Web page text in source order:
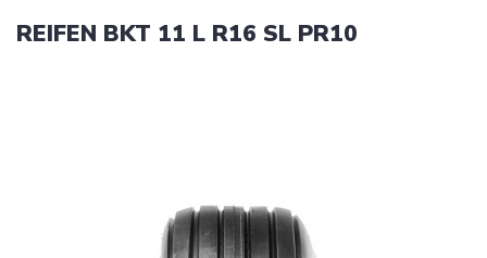
REIFEN BKT 11 L R16 SL PR10